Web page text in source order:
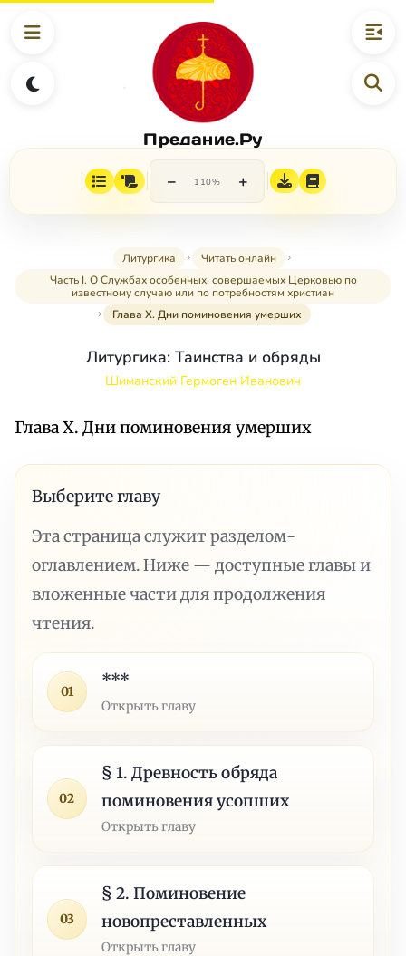
Предание.Ру
− 110% +
Литургика
Читать онлайн
Часть I. О Службах особенных, совершаемых Церковью по
известному случаю или по потребностям христиан
Глава X. Дни поминовения умерших
Литургика: Таинства и обряды
Шиманский Гермоген Иванович
Глава X. Дни поминовения умерших
Выберите главу
Эта страница служит разделом-
оглавлением. Ниже — доступные главы и
вложенные части для продолжения
чтения.
01
***
Открыть главу
02
§ 1. Древность обряда
поминовения усопших
Открыть главу
03
§ 2. Поминовение
новопреставленных
Открыть главу